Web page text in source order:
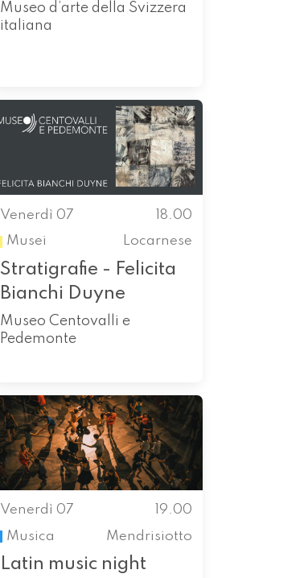
Museo d’arte della Svizzera
italiana
Venerdì 07
18.00
Musei
Locarnese
Stratigrafie - Felicita
Bianchi Duyne
Museo Centovalli e
Pedemonte
Venerdì 07
19.00
Musica
Mendrisiotto
Latin music night